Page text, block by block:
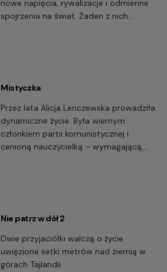
nowe napięcia, rywalizacje i odmienne
spojrzenia na świat. Żaden z nich
Mistyczka
Przez lata Alicja Lenczewska prowadziła
dynamiczne życie. Była wiernym
członkiem partii komunistycznej i
cenioną nauczycielką – wymagającą,
odmieniło wszystko...
Nie patrz w dół 2
Dwie przyjaciółki walczą o życie
uwięzione setki metrów nad ziemią w
górach Tajlandii.